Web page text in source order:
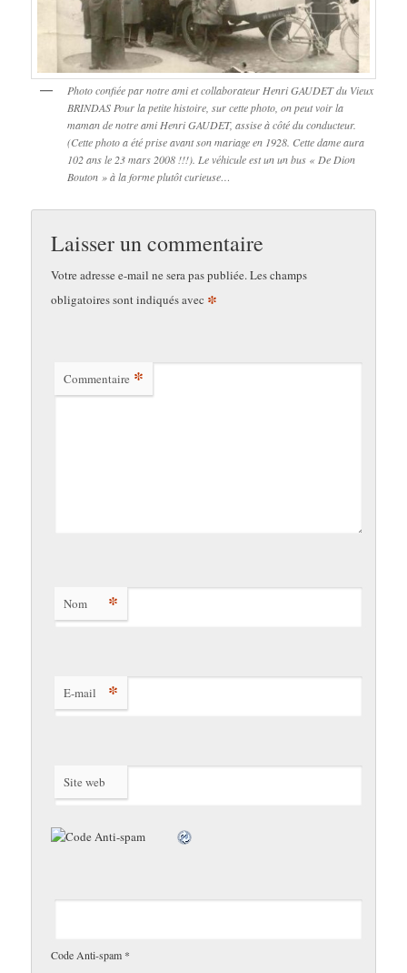
Photo confiée par notre ami et collaborateur Henri GAUDET du Vieux
BRINDAS Pour la petite histoire, sur cette photo, on peut voir la
maman de notre ami Henri GAUDET, assise à côté du conducteur.
(Cette photo a été prise avant son mariage en 1928. Cette dame aura
102 ans le 23 mars 2008 !!!). Le véhicule est un un bus « De Dion
Bouton » à la forme plutôt curieuse…
Laisser un commentaire
Votre adresse e-mail ne sera pas publiée.Les champs
obligatoires sont indiqués avec *
Commentaire *
Nom *
E-mail *
Site web
Code Anti-spam *